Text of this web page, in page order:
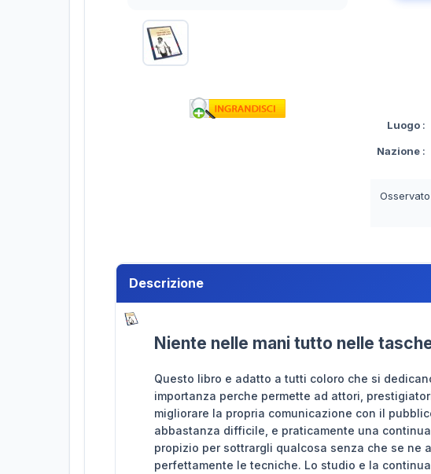
Luogo :
Nazione :
Descrizione
Niente nelle mani tutto nelle
Questo libro e adatto a tutti coloro che si
importanza perche permette ad attori,
migliorare la propria comunicazione con il
abbastanza difficile, e praticamente una
propizio per sottrargli qualcosa senza che se ne
perfettamente le tecniche. Lo studio e la